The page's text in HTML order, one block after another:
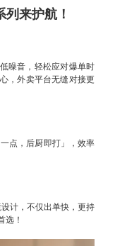
来护航！
噪音，轻松应对爆单时
，外卖平台无缝对接更
点，后厨即打」，效率
计，不仅出单快，更持
选！